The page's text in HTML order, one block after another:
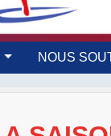
NOUS